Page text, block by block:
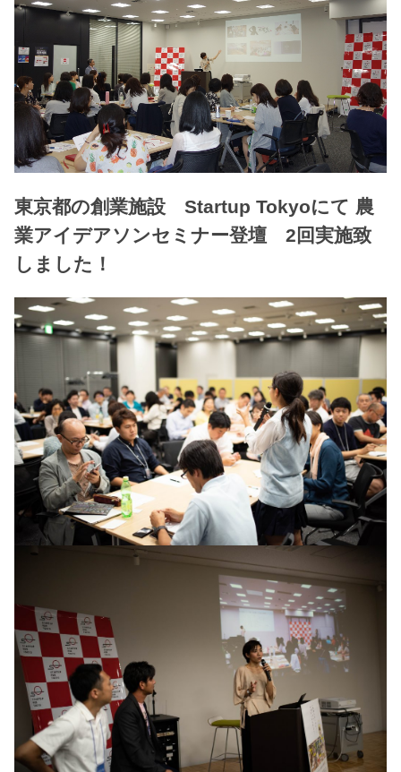
東京都の創業施設 Startup Tokyoにて 農
業アイデアソンセミナー登壇 2回実施致
しました！